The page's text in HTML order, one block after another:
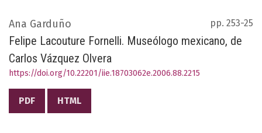
Ana Garduño pp. 253-25
Felipe Lacouture Fornelli. Museólogo mexicano, de
Carlos Vázquez Olvera
https://doi.org/10.22201/iie.18703062e.2006.88.2215
PDF HTML